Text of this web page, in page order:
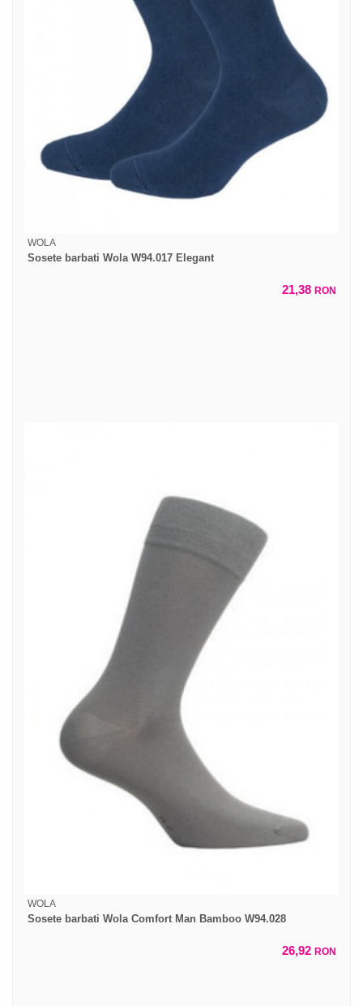
WOLA
Sosete barbati Wola W94.017 Elegant
21,38 RON
WOLA
Sosete barbati Wola Comfort Man Bamboo W94.028
26,92 RON